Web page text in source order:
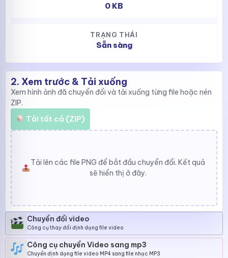
0 KB
TRẠNG THÁI
Sẵn sàng
2. Xem trước & Tải xuống
Xem hình ảnh đã chuyển đổi và tải xuống từng file hoặc nén
ZIP.
Tải tất cả (ZIP)
Tải lên các file PNG để bắt đầu chuyển đổi. Kết quả
sẽ hiển thị ở đây.
Chuyển đổi video
Công cụ thay đổi định dạng file video
Công cụ chuyển Video sang mp3
Chuyển định dạng file video MP4 sang file nhạc MP3